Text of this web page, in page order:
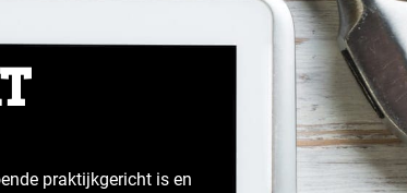
praktijkgericht is en